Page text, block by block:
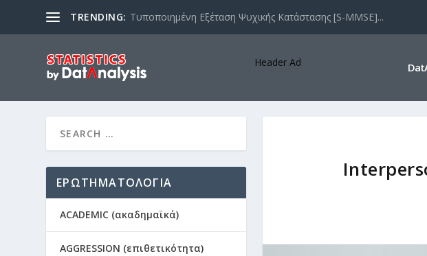
TRENDING: Τυποποιημένη Εξέταση Ψυχικής Κατάστασης [S-MMSE]...
Header Ad
ΕΡΩΤΗΜΑΤΟΛΟΓΙΑ
ACADEMIC (ακαδημαϊκά)
AGGRESSION (επιθετικότητα)